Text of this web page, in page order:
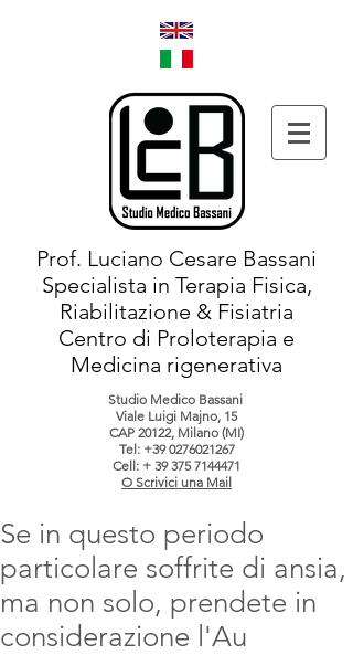
Prof. Luciano Cesare Bassani
Specialista in Terapia Fisica,
Riabilitazione & Fisiatria
Centro di Proloterapia e
Medicina rigenerativa
Studio Medico Bassani
Viale Luigi Majno, 15
CAP 20122, Milano (MI)
Tel: +39 0276021267
Cell: + 39 375 7144471
O Scrivici una Mail
Se in questo periodo
particolare soffrite di ansia,
ma non solo, prendete in
considerazione l'Au